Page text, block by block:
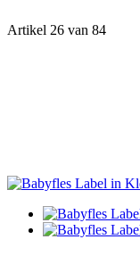
Artikel 26 van 84